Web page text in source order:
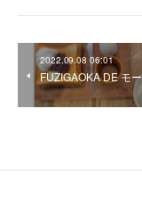
2022.09.08 06:01
FUZIGAOKA DE モ